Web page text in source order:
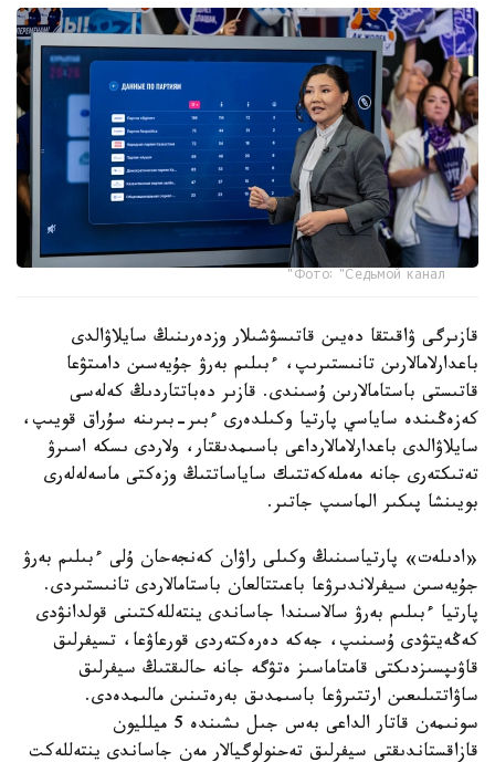
Фото: "Седьмой канал"
قازىرگى ۋاقىتقا دەيىن قاتىسۋشىلار وزدەرىنىڭ سايلاۋالدى
باعدارلامالارىن تانىستىرىپ، ءبىلىم بەرۋ جۇيەسىن دامىتۋعا
قاتىستى باستامالارىن ۇسىندى. قازىر دەباتتاردىڭ كەلەسى
كەزەڭىندە ساياسي پارتيا وكىلدەرى ءبىر-بىرىنە سۇراق قويىپ،
سايلاۋالدى باعدارلامالارداعى باسىمدىقتار، ولاردى ىسكە اسىرۋ
تەتىكتەرى جانە مەملەكەتتىك ساياساتتىڭ وزەكتى ماسەلەلەرى
بويىنشا پىكىر الماسىپ جاتىر.
«ادىلەت» پارتياسىنىڭ وكىلى راۋان كەنجەحان ۇلى ءبىلىم بەرۋ
جۇيەسىن سيفرلاندىرۋعا باعىتتالعان باستامالاردى تانىستىردى.
پارتيا ءبىلىم بەرۋ سالاسىندا جاساندى ينتەللەكتىنى قولدانۋدى
كەڭەيتۋدى ۇسىنىپ، جەكە دەرەكتەردى قورعاۋعا، تسيفرلىق
قاۋىپسىزدىكتى قامتاماسىز ەتۋگە جانە حالىقتىڭ سيفرلىق
ساۋاتتىلىعىن ارتتىرۋعا باسىمدىق بەرەتىنىن مالىمدەدى.
سونىمەن قاتار الداعى بەس جىل ىشىندە 5 ميلليون
قازاقستاندىقتى سيفرلىق تەحنولوگيالار مەن جاساندى ينتەللەكت